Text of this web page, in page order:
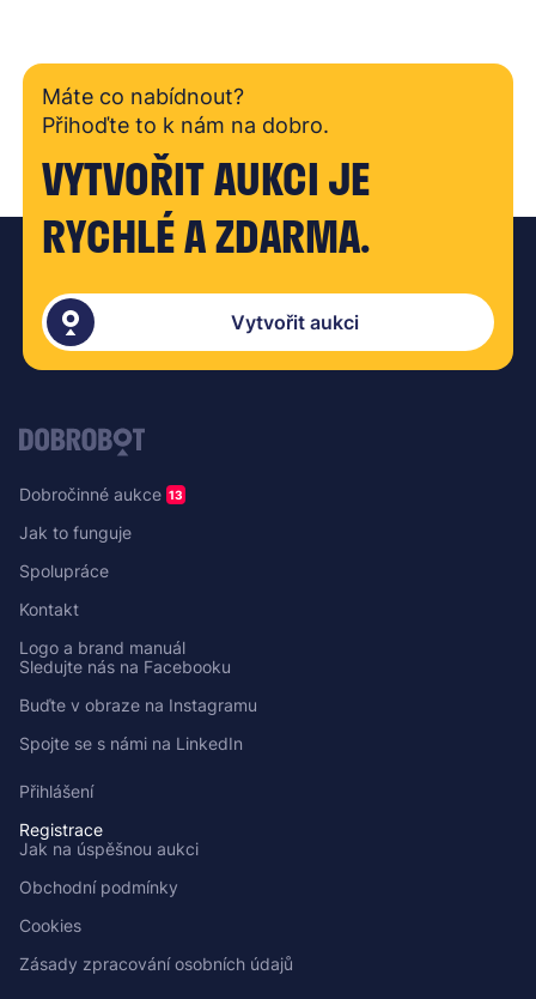
Máte co nabídnout?
Přihoďte to k nám na dobro.
VYTVOŘIT AUKCI JE
RYCHLÉ A ZDARMA.
Vytvořit aukci
Dobročinné aukce 13
Jak to funguje
Spolupráce
Kontakt
Logo a brand manuál
Sledujte nás na Facebooku
Buďte v obraze na Instagramu
Spojte se s námi na LinkedIn
Přihlášení
Registrace
Jak na úspěšnou aukci
Obchodní podmínky
Cookies
Zásady zpracování osobních údajů